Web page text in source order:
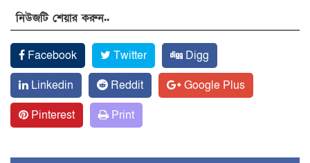
নিউজটি শেয়ার করুন..
Facebook Twitter
Digg
Linkedin
Reddit
Google Plus
Pinterest
Print